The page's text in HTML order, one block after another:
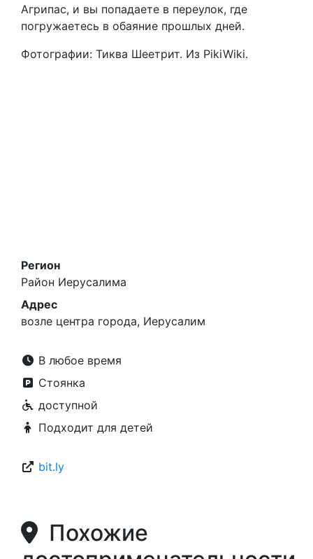
Агрипас, и вы попадаете в переулок, где
погружаетесь в обаяние прошлых дней.
Фотографии: Тиква Шеетрит. Из PikiWiki.
Регион
Район Иерусалима
Адрес
возле центра города, Иерусалим
В любое время
Стоянка
доступной
Подходит для детей
bit.ly
Похожие